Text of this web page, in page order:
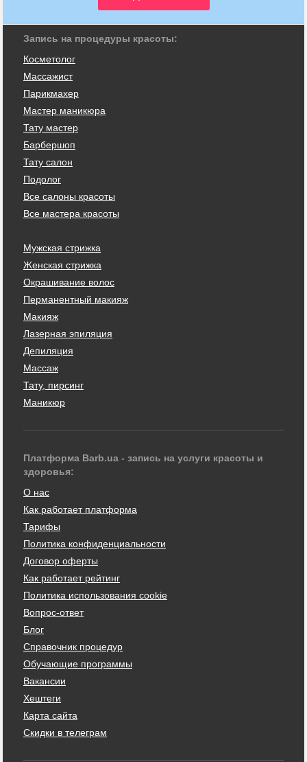
Запись на процедуры красоты:
Косметолог
Массажист
Парикмахер
Мастер маникюра
Тату мастер
Барбершоп
Тату салон
Подолог
Все салоны красоты
Все мастера красоты
Мужская стрижка
Женская стрижка
Окрашивание волос
Перманентный макияж
Макияж
Лазерная эпиляция
Депиляция
Массаж
Тату, пирсинг
Маникюр
Платформа Barb.ua - запись на услуги красоты и
здоровья:
О нас
Как работает платформа
Тарифы
Политика конфиденциальности
Договор оферты
Как работает рейтинг
Политика использования cookie
Вопрос-ответ
Блог
Справочник процедур
Обучающие программы
Вакансии
Хештеги
Карта сайта
Скидки в телеграм